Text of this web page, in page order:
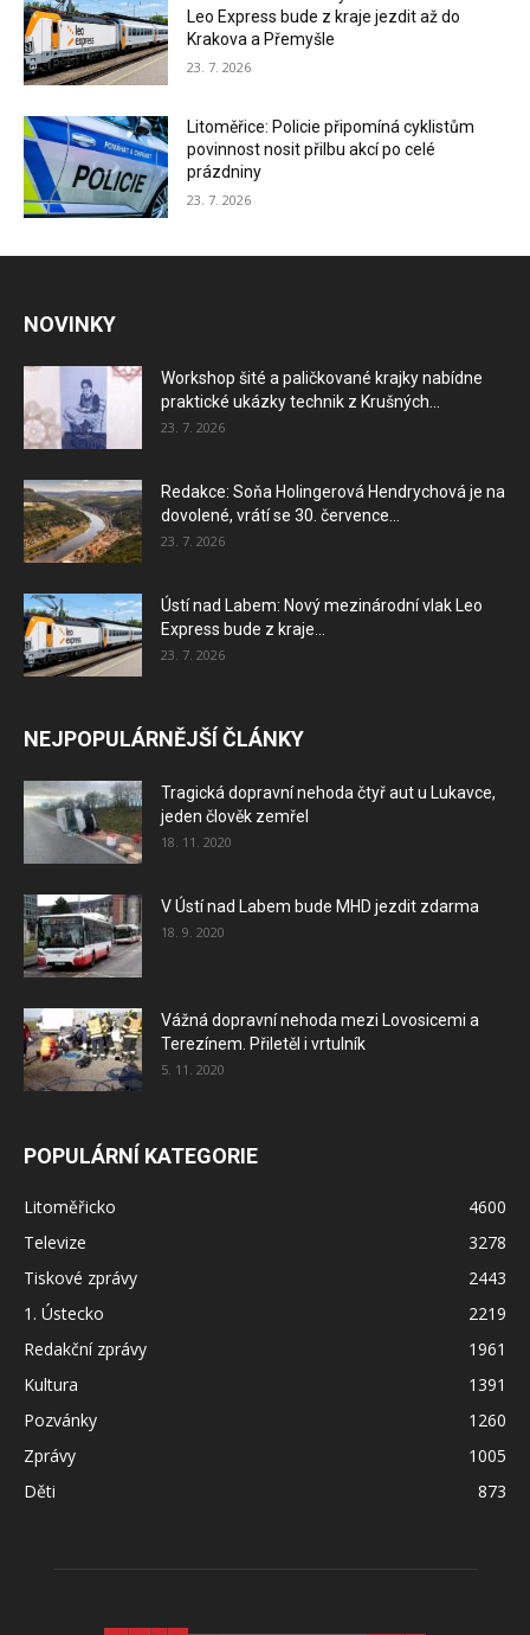
Leo Express bude z kraje jezdit až do
Krakova a Přemyšle
23. 7. 2026
Litoměřice: Policie připomíná cyklistům
povinnost nosit přilbu akcí po celé
prázdniny
23. 7. 2026
NOVINKY
Workshop šité a paličkované krajky nabídne
praktické ukázky technik z Krušných...
23. 7. 2026
Redakce: Soňa Holingerová Hendrychová je na
dovolené, vrátí se 30. července...
23. 7. 2026
Ústí nad Labem: Nový mezinárodní vlak Leo
Express bude z kraje...
23. 7. 2026
NEJPOPULÁRNĚJŠÍ ČLÁNKY
Tragická dopravní nehoda čtyř aut u Lukavce,
jeden člověk zemřel
18. 11. 2020
V Ústí nad Labem bude MHD jezdit zdarma
18. 9. 2020
Vážná dopravní nehoda mezi Lovosicemi a
Terezínem. Přiletěl i vrtulník
5. 11. 2020
POPULÁRNÍ KATEGORIE
Litoměřicko
4600
Televize
3278
Tiskové zprávy
2443
1. Ústecko
2219
Redakční zprávy
1961
Kultura
1391
Pozvánky
1260
Zprávy
1005
Děti
873